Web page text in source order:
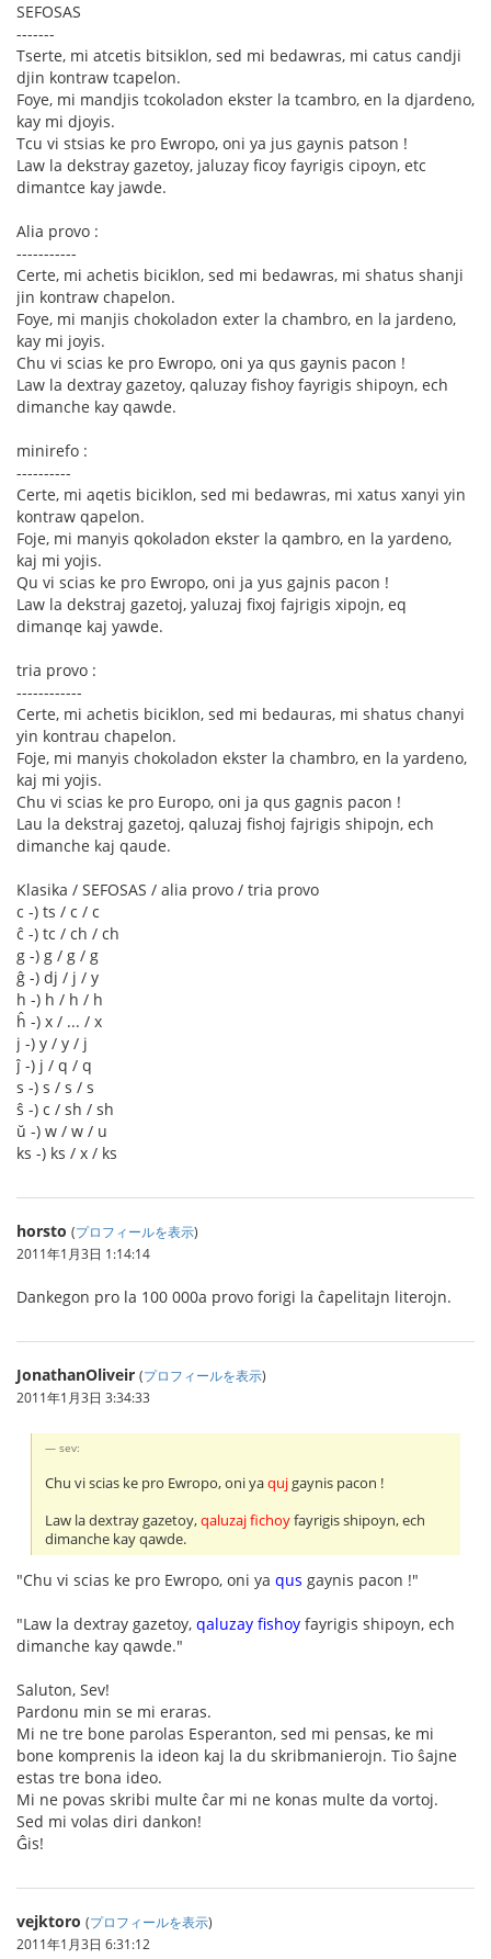
SEFOSAS
-------
Tserte, mi atcetis bitsiklon, sed mi bedawras, mi catus candji
djin kontraw tcapelon.
Foye, mi mandjis tcokoladon ekster la tcambro, en la djardeno,
kay mi djoyis.
Tcu vi stsias ke pro Ewropo, oni ya jus gaynis patson !
Law la dekstray gazetoy, jaluzay ficoy fayrigis cipoyn, etc
dimantce kay jawde.
Alia provo :
-----------
Certe, mi achetis biciklon, sed mi bedawras, mi shatus shanji
jin kontraw chapelon.
Foye, mi manjis chokoladon exter la chambro, en la jardeno,
kay mi joyis.
Chu vi scias ke pro Ewropo, oni ya qus gaynis pacon !
Law la dextray gazetoy, qaluzay fishoy fayrigis shipoyn, ech
dimanche kay qawde.
minirefo :
----------
Certe, mi aqetis biciklon, sed mi bedawras, mi xatus xanyi yin
kontraw qapelon.
Foje, mi manyis qokoladon ekster la qambro, en la yardeno,
kaj mi yojis.
Qu vi scias ke pro Ewropo, oni ja yus gajnis pacon !
Law la dekstraj gazetoj, yaluzaj fixoj fajrigis xipojn, eq
dimanqe kaj yawde.
tria provo :
------------
Certe, mi achetis biciklon, sed mi bedauras, mi shatus chanyi
yin kontrau chapelon.
Foje, mi manyis chokoladon ekster la chambro, en la yardeno,
kaj mi yojis.
Chu vi scias ke pro Europo, oni ja qus gagnis pacon !
Lau la dekstraj gazetoj, qaluzaj fishoj fajrigis shipojn, ech
dimanche kaj qaude.
Klasika / SEFOSAS / alia provo / tria provo
c -) ts / c / c
ĉ -) tc / ch / ch
g -) g / g / g
ĝ -) dj / j / y
h -) h / h / h
ĥ -) x / ... / x
j -) y / y / j
ĵ -) j / q / q
s -) s / s / s
ŝ -) c / sh / sh
ŭ -) w / w / u
ks -) ks / x / ks
horsto (プロフィールを表示)
2011年1月3日 1:14:14
Dankegon pro la 100 000a provo forigi la ĉapelitajn literojn.
JonathanOliveir (プロフィールを表示)
2011年1月3日 3:34:33
sev:
Chu vi scias ke pro Ewropo, oni yaqujgaynis pacon !
Law la dextray gazetoy,qaluzaj fichoyfayrigis shipoyn, ech
dimanche kay qawde.
"Chu vi scias ke pro Ewropo, oni ya qus gaynis pacon !"
"Law la dextray gazetoy, qaluzay fishoy fayrigis shipoyn, ech
dimanche kay qawde."
Saluton, Sev!
Pardonu min se mi eraras.
Mi ne tre bone parolas Esperanton, sed mi pensas, ke mi
bone komprenis la ideon kaj la du skribmanierojn. Tio ŝajne
estas tre bona ideo.
Mi ne povas skribi multe ĉar mi ne konas multe da vortoj.
Sed mi volas diri dankon!
Ĝis!
vejktoro (プロフィールを表示)
2011年1月3日 6:31:12